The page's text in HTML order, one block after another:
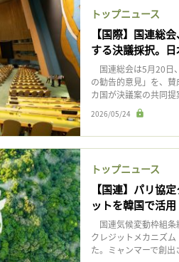
トップニュース
【国際】国連総
する決議採択。
国連総会は5月20日
の勧告的意見」を、
カ国が決議案の共同
2026/05/24
トップニュース
【国連】パリ協
ットを韓国で活用
国連気候変動枠組条
クレジットメカニズ
た。ミャンマーで創